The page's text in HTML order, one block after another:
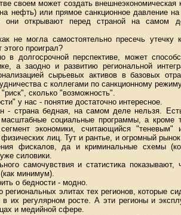
своем может создать внешнеэкономическая
нефть) или прямое санкционное давление
они открывают перед страной на самом
не могла самостоятельно пресечь утечку
проиграл?
в долгосрочной перспективе, может
а заодно и развитию региональной
сырьевых активов в базовых
с коллегами по санкционному
сколько "возможность".
у нас - понятие достаточно интересное.
- страна бедная, на самом деле нельзя.
социальные программы, а кроме
экономики, считающийся
лиц. Тут и рантье, и огромный
фискалов, да и криминальные схемы
силовики.
самочувствия и статистика
минимум).
о бедности - модно.
региональных элитах тех регионов, которые
в их регулярном росте. А эти регионы и
и медийной сфере.